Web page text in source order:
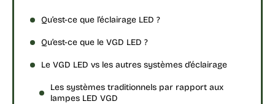
Qu’est-ce que l’éclairage LED ?
Qu’est-ce que le VGD LED ?
Le VGD LED vs les autres systèmes d’éclairage
Les systèmes traditionnels par rapport aux
lampes LED VGD